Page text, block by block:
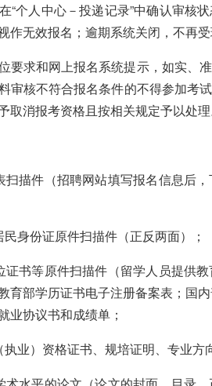
“个人中心－投递记录”中确认审
作无效报名；逾期系统关闭，不再
要求和网上报名系统提示，如实、
审核不符合报名条件的不得参加考
取消报考资格且按相关规定予以处
扫描件（招聘网站填写报名信息后
民身份证原件扫描件（正反两面）；
证书等原件扫描件（留学人员提供
育部学历证书电子注册备案表；国
业协议书和成绩单；
执业）资格证书、规培证明、专业